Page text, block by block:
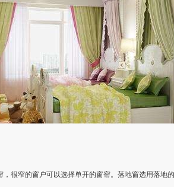
窄的窗户可以选择单开的窗帘。落地窗选用落地的